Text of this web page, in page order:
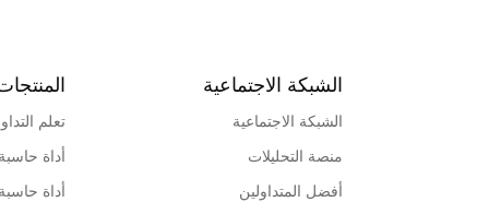
الشبكة الاجتماعية
الشبكة الاجتماعية
منصة التحليلات
أفضل المتداولين
تعلم
أداة
أداة